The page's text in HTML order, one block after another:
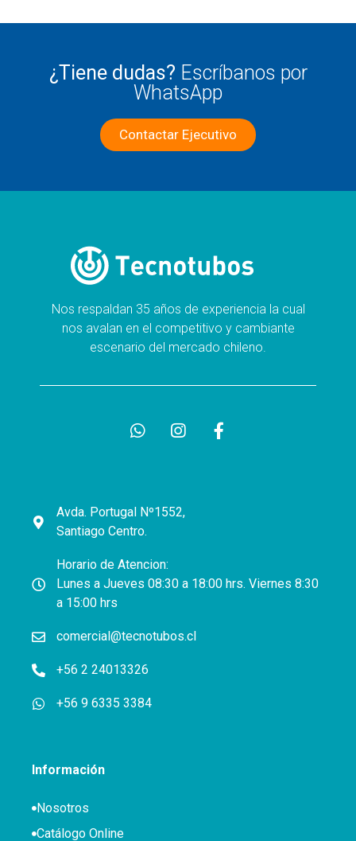
¿Tiene dudas? Escríbanos por
WhatsApp
Contactar Ejecutivo
Nos respaldan 35 años de experiencia la cual
nos avalan en el competitivo y cambiante
escenario del mercado chileno.
Avda. Portugal Nº1552,
Santiago Centro.
Horario de Atencion:
Lunes a Jueves 08:30 a 18:00 hrs. Viernes 8:30
a 15:00 hrs
comercial@tecnotubos.cl
+56 2 24013326
+56 9 6335 3384
Información
Nosotros
Catálogo Online